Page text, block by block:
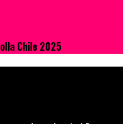
Chile 2025